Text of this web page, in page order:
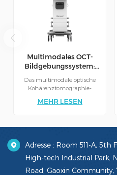
Multimodales OCT-
Bildgebungssystem:
Das multimodale optische
Kohärenztomographie-
fortschrittliches
umfassende
bietet. Das System integriert
mehrere Techniken und
bietet eine beispiellose und
detaillierte Visualisierung
MEHR LESEN
Adresse : Room 511-A,
High-tech Industrial Park,
Road, Gaoxin Community,